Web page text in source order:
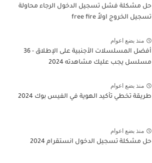
حل مشكلة فشل تسجيل الدخول الرجاء محاولة
تسجيل الخروج اولاً free fire
منذ بضع اعوام
أفضل المسلسلات الأجنبية على الإطلاق - 36
مسلسل يجب عليك مشاهدته 2024
منذ بضع اعوام
طريقة تخطي تأكيد الهوية في الفيس بوك 2024
منذ بضع اعوام
حل مشكلة تسجيل الدخول انستقرام 2024